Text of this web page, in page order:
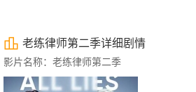
老练律师第二季详细剧情
影片名称：老练律师第二季